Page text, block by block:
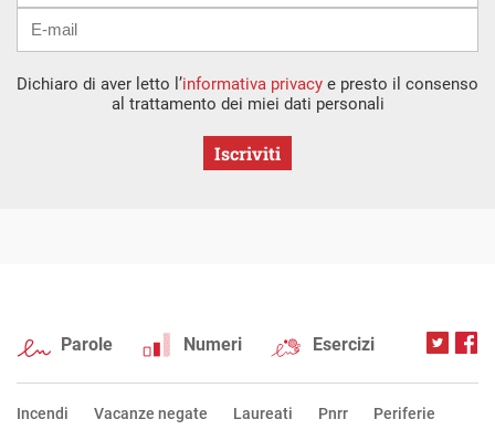
Dichiaro di aver letto l’informativa privacy e presto il consenso
al trattamento dei miei dati personali
Iscriviti
Parole Numeri Esercizi
Incendi Vacanze negate Laureati Pnrr Periferie